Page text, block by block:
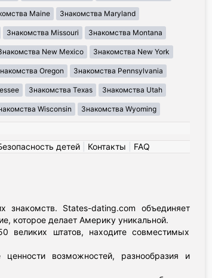
Maine Знакомства Maryland
Знакомства Missouri Знакомства Montana
New Mexico Знакомства New York
Oregon Знакомства Pennsylvania
Знакомства Texas Знакомства Utah
Wisconsin Знакомства Wyoming
детей Контакты FAQ
States-dating.com объединяет
которое делает Америку уникальной.
штатов, находите совместимых
возможностей, разнообразия и